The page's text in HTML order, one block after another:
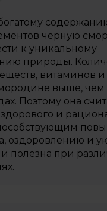
черную
к уникальному
природы.
витаминов
выше, чем
Поэтому она
и
оздоровлению и
и полезна при